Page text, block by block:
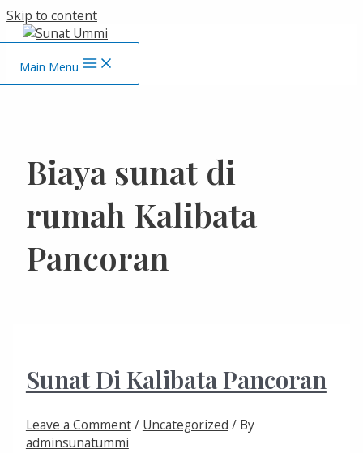
Skip to content
Main Menu
Biaya sunat di
rumah Kalibata
Pancoran
Sunat Di Kalibata Pancoran
Leave a Comment/ Uncategorized / By
adminsunatummi